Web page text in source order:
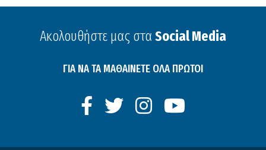
Ακολουθήστε μας στα Social Media
ΓΙΑ ΝΑ ΤΑ ΜΑΘΑΙΝΕΤΕ ΟΛΑ ΠΡΩΤΟΙ